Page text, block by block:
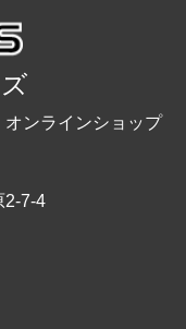
ンラインショップ
2-7-4